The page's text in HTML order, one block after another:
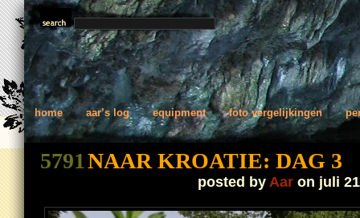
home aar’s log equipment foto vergelijkingen
5791NAAR KROATIE: DAG 3
posted by Aar on juli